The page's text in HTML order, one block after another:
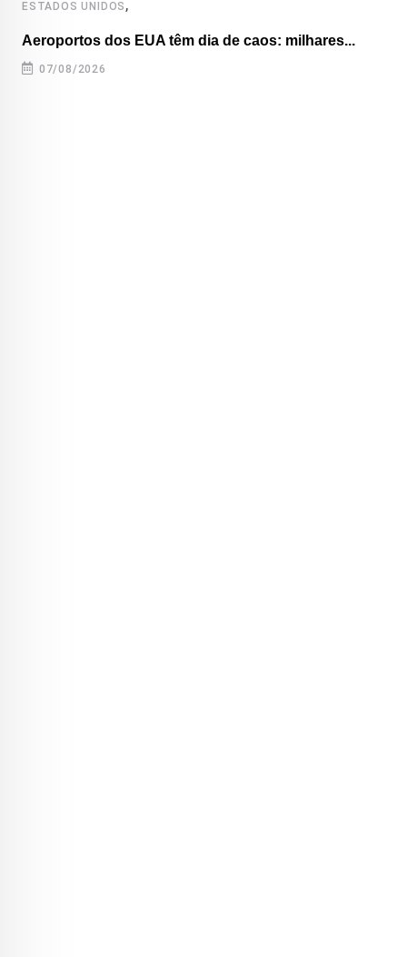
ESTADOS UNIDOS ,
Aeroportos dos EUA têm dia de caos: milhares...
07/08/2026